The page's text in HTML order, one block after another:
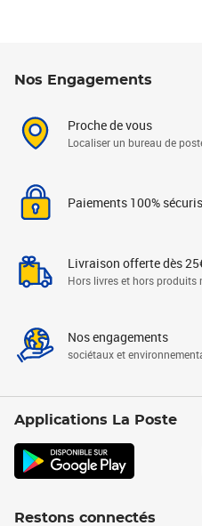
Nos Engagements
Proche de vous
Localiser un bureau de
Paiements 100%
Livraison offerte dès
Hors livres et hors produits
Nos engagements
sociétaux et
Applications La Poste
Restons connectés